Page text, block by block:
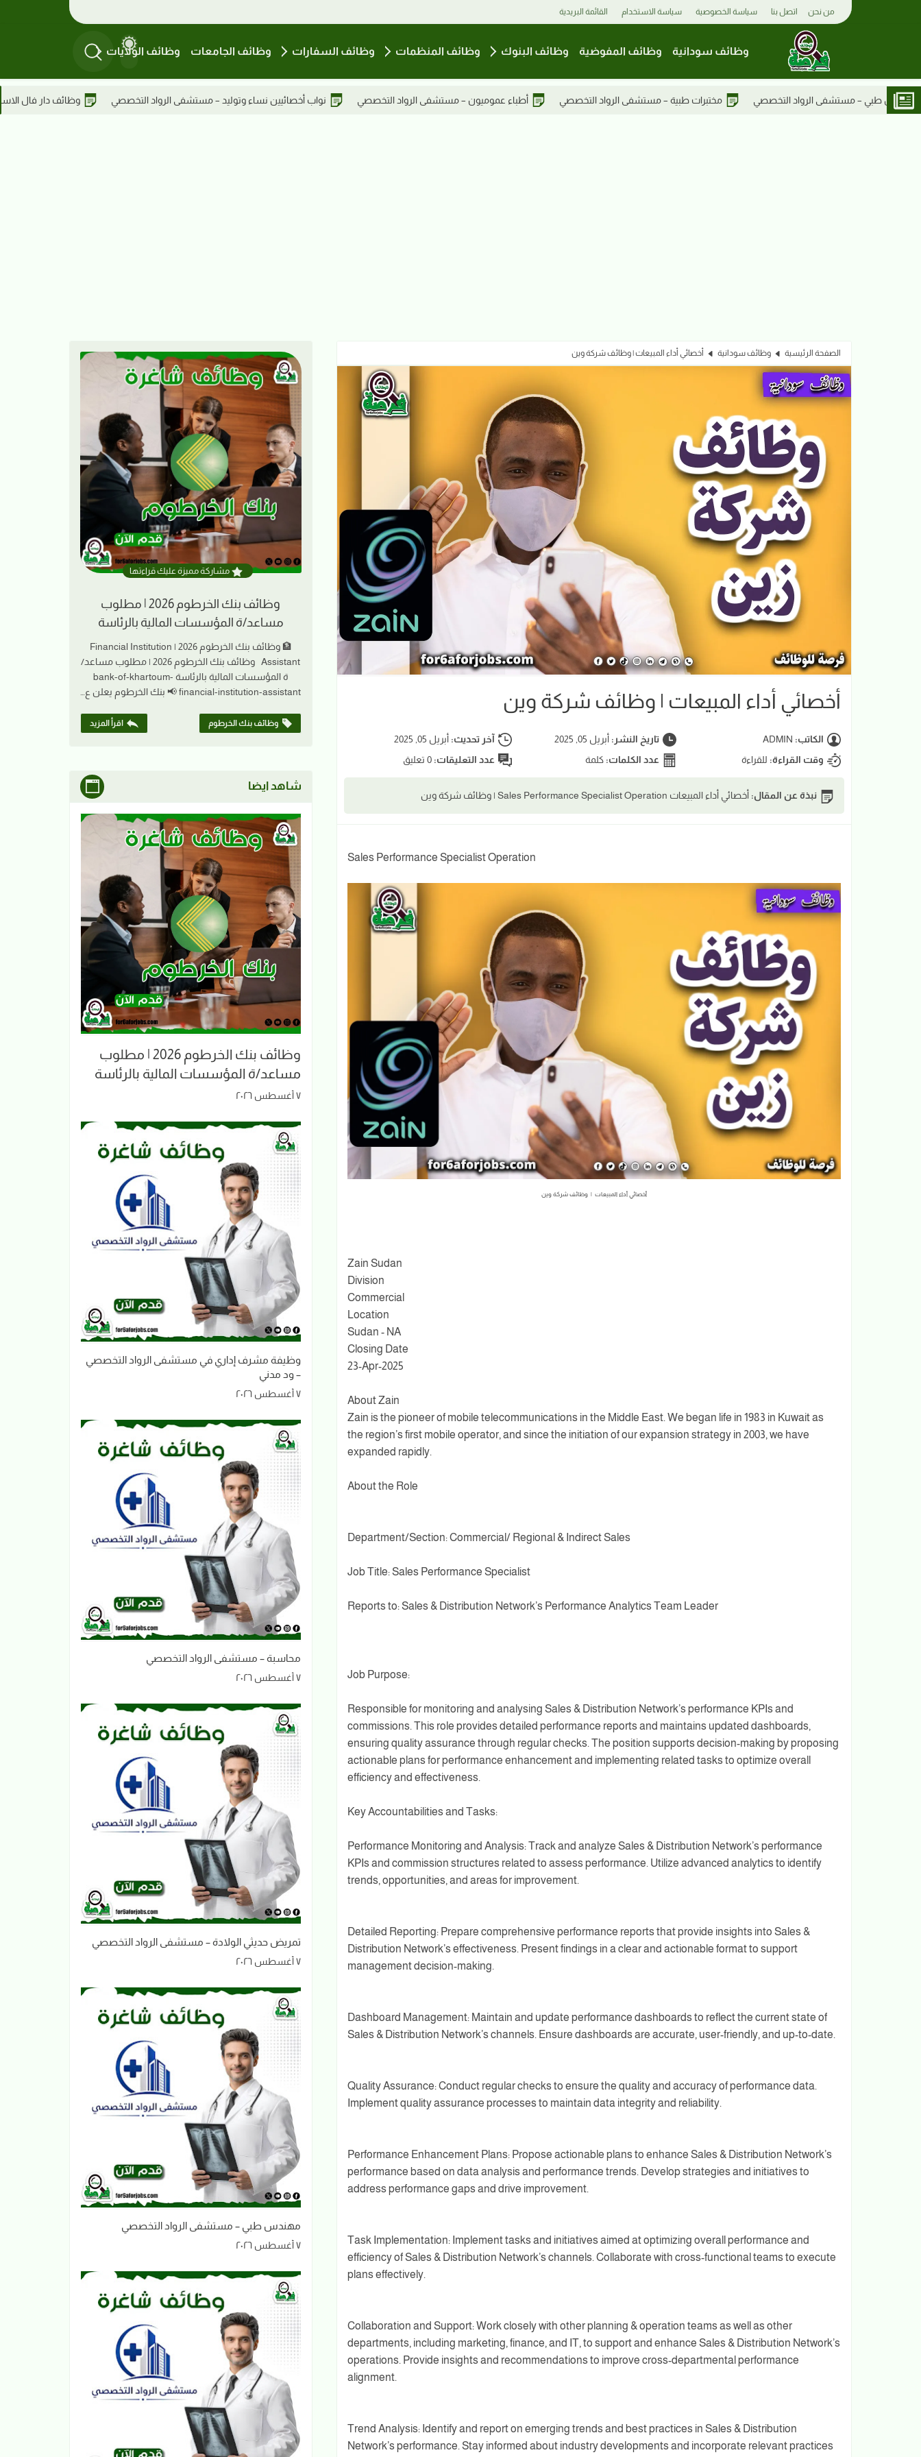
من نحن اتصل بنا سياسة الخصوصية سياسة الاستخدام القائمة البريدية
وظائف سودانية وظائف المفوضية وظائف البنوك وظائف المنظمات وظائف السفارات وظائف الجامعات وظائف الولايات
مختبرات طبية – مستشفى الرواد التخصصي أطباء عموميون – مستشفى الرواد التخصصي نواب أخصائيين نساء وتوليد – مستشفى الرواد التخصصي وظائف دار فال الاستشارية – سكرتيرة في عطبرة وظائف
الصفحة الرئيسية وظائف سودانية أخصائي أداء المبيعات | وظائف شركة وين
أخصائي أداء المبيعات | وظائف شركة وين
الكاتب: ADMIN تاريخ النشر: أبريل 05, 2025 آخر تحديث:أبريل 05, 2025
وقت القراءة: للقراءة عدد الكلمات: كلمة عدد التعليقات:0 تعليق
نبذة عن المقال: أخصائي أداء المبيعات Sales Performance Specialist Operation | وظائف شركة وين
Sales Performance Specialist Operation
أخصائي أداء المبيعات | وظائف شركة وين
Zain Sudan
Division
Commercial
Location
Sudan - NA
Closing Date
23-Apr-2025
About Zain
Zain is the pioneer of mobile telecommunications in the Middle East. We began life in 1983 in Kuwait as
the region’s first mobile operator, and since the initiation of our expansion strategy in 2003, we have
expanded rapidly.
About the Role
Department/Section: Commercial/ Regional & Indirect Sales
Job Title: Sales Performance Specialist
Reports to: Sales & Distribution Network’s Performance Analytics Team Leader
Job Purpose:
Responsible for monitoring and analysing Sales & Distribution Network’s performance KPIs and
commissions. This role provides detailed performance reports and maintains updated dashboards,
ensuring quality assurance through regular checks. The position supports decision-making by proposing
actionable plans for performance enhancement and implementing related tasks to optimize overall
efficiency and effectiveness.
Key Accountabilities and Tasks:
Performance Monitoring and Analysis: Track and analyze Sales & Distribution Network’s performance
KPIs and commission structures related to assess performance. Utilize advanced analytics to identify
trends, opportunities, and areas for improvement.
Detailed Reporting: Prepare comprehensive performance reports that provide insights into Sales &
Distribution Network’s effectiveness. Present findings in a clear and actionable format to support
management decision-making.
Dashboard Management: Maintain and update performance dashboards to reflect the current state of
Sales & Distribution Network’s channels. Ensure dashboards are accurate, user-friendly, and up-to-date.
Quality Assurance: Conduct regular checks to ensure the quality and accuracy of performance data.
Implement quality assurance processes to maintain data integrity and reliability.
Performance Enhancement Plans: Propose actionable plans to enhance Sales & Distribution Network’s
performance based on data analysis and performance trends. Develop strategies and initiatives to
address performance gaps and drive improvement.
Task Implementation: Implement tasks and initiatives aimed at optimizing overall performance and
efficiency of Sales & Distribution Network’s channels. Collaborate with cross-functional teams to execute
plans effectively.
Collaboration and Support: Work closely with other planning & operation teams as well as other
departments, including marketing, finance, and IT, to support and enhance Sales & Distribution Network’s
operations. Provide insights and recommendations to improve cross-departmental performance
alignment.
Trend Analysis: Identify and report on emerging trends and best practices in Sales & Distribution
Network’s performance. Stay informed about industry developments and incorporate relevant practices
مشاركة مميزة عليك قراءتها
وظائف بنك الخرطوم 2026 | مطلوب
مساعد/ة المؤسسات المالية بالرئاسة
🏦 وظائف بنك الخرطوم 2026 | Financial Institution
Assistant وظائف بنك الخرطوم 2026 | مطلوب مساعد/
ة المؤسسات المالية بالرئاسة bank-of-khartoum-
financial-institution-assistant 📢 بنك الخرطوم يعلن ع…
وظائف بنك الخرطوم اقرأ المزيد
شاهد ايضا
وظائف بنك الخرطوم 2026 | مطلوب
مساعد/ة المؤسسات المالية بالرئاسة
٧ أغسطس ٢٠٢٦
وظيفة مشرف إداري في مستشفى الرواد التخصصي
– ود مدني
٧ أغسطس ٢٠٢٦
محاسبة – مستشفى الرواد التخصصي
٧ أغسطس ٢٠٢٦
تمريض حديثي الولادة – مستشفى الرواد التخصصي
٧ أغسطس ٢٠٢٦
مهندس طبي – مستشفى الرواد التخصصي
٧ أغسطس ٢٠٢٦